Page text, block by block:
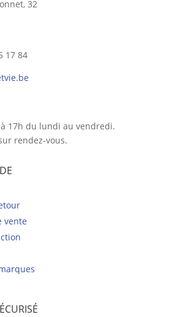
32
17 84
17h du lundi au vendredi.
rendez-vous.
vente